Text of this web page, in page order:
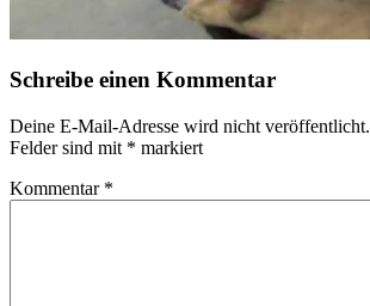
Schreibe einen Kommentar
Deine E-Mail-Adresse wird nicht veröffentlicht.
Felder sind mit * markiert
Kommentar *